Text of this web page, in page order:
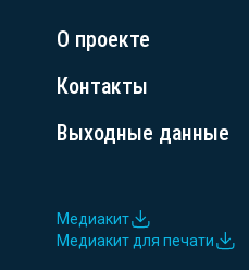
О проекте
Контакты
Выходные данные
Медиакит
Медиакит для печати